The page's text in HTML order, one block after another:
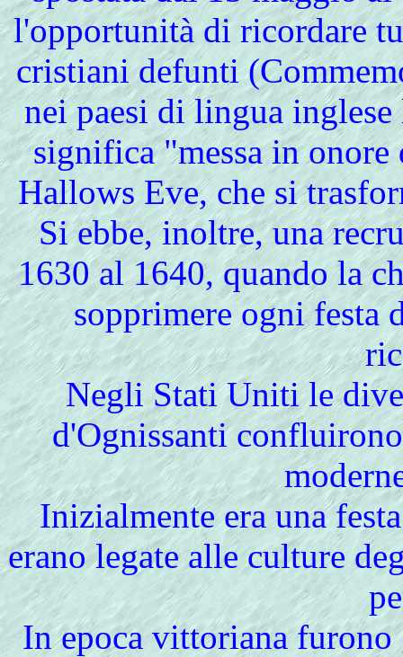
l'opportunità di ricordare
cristiani defunti
nei paesi di lingua
significa "messa in
Hallows Eve, che si
Si ebbe, inoltre, una
1630 al 1640, quando la
sopprimere ogni festa
Negli Stati Uniti le
d'Ognissanti
Inizialmente era una
erano legate alle culture
In epoca vittoriana